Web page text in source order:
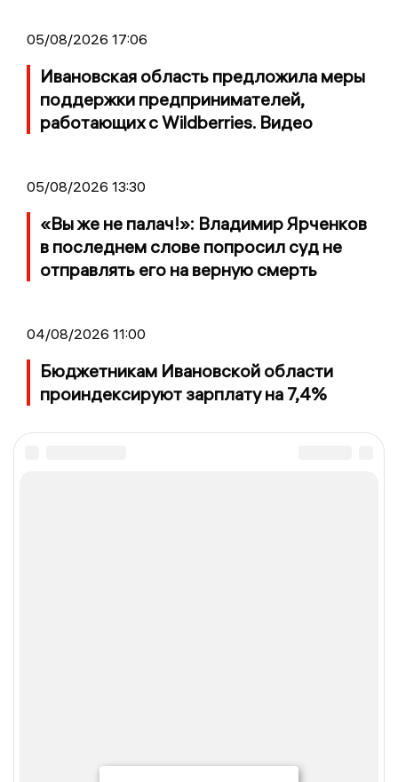
05/08/2026 17:06
Ивановская область предложила меры
поддержки предпринимателей,
работающих с Wildberries. Видео
05/08/2026 13:30
«Вы же не палач!»: Владимир Ярченков
в последнем слове попросил суд не
отправлять его на верную смерть
04/08/2026 11:00
Бюджетникам Ивановской области
проиндексируют зарплату на 7,4%